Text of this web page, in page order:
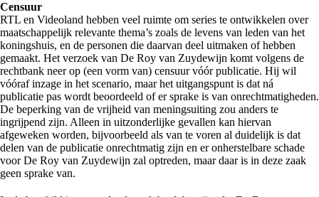
Censuur
RTL en Videoland hebben veel ruimte om series te ontwikkelen over
maatschappelijk relevante thema’s zoals de levens van leden van het
koningshuis, en de personen die daarvan deel uitmaken of hebben
gemaakt. Het verzoek van De Roy van Zuydewijn komt volgens de
rechtbank neer op (een vorm van) censuur vóór publicatie. Hij wil
vóóraf inzage in het scenario, maar het uitgangspunt is dat ná
publicatie pas wordt beoordeeld of er sprake is van onrechtmatigheden.
De beperking van de vrijheid van meningsuiting zou anders te
ingrijpend zijn. Alleen in uitzonderlijke gevallen kan hiervan
afgeweken worden, bijvoorbeeld als van te voren al duidelijk is dat
delen van de publicatie onrechtmatig zijn en er onherstelbare schade
voor De Roy van Zuydewijn zal optreden, maar daar is in deze zaak
geen sprake van.